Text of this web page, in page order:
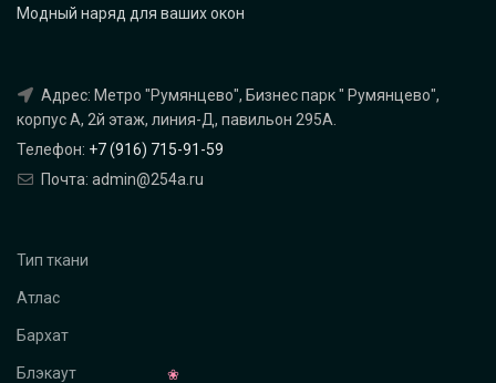
Модный наряд для ваших окон
Адрес: Метро "Румянцево", Бизнес парк " Румянцево",
корпус А, 2й этаж, линия-Д, павильон 295A.
Телефон: +7 (916) 715-91-59
Почта: admin@254a.ru
Тип ткани
Атлас
Бархат
Блэкаут